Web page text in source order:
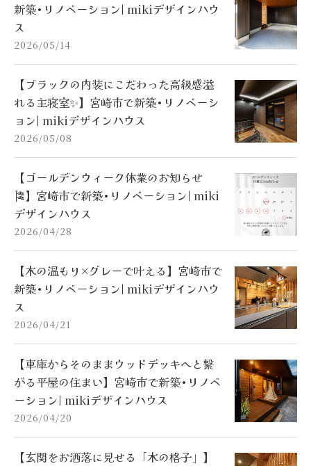
新築•リノベーション| mikiデザインハウ
ス
2026/05/14
【ブラックの内装にこだわった高級感溢
れる主寝室✨】宮崎市で新築•リノベーシ
ョン| mikiデザインハウス
2026/05/08
【ゴールデンウィーク休業のお知らせ
🎏】宮崎市で新築•リノベーション| miki
デザインハウス
2026/04/28
【木の温もり×グレーで叶える】宮崎市で
新築•リノベーション| mikiデザインハウ
ス
2026/04/21
【車庫からそのままウッドデッキへと繋
がる平屋の住まい】宮崎市で新築•リノベ
ーション| mikiデザインハウス
2026/04/20
【玄関をお洒落に見せる「木の格子」】